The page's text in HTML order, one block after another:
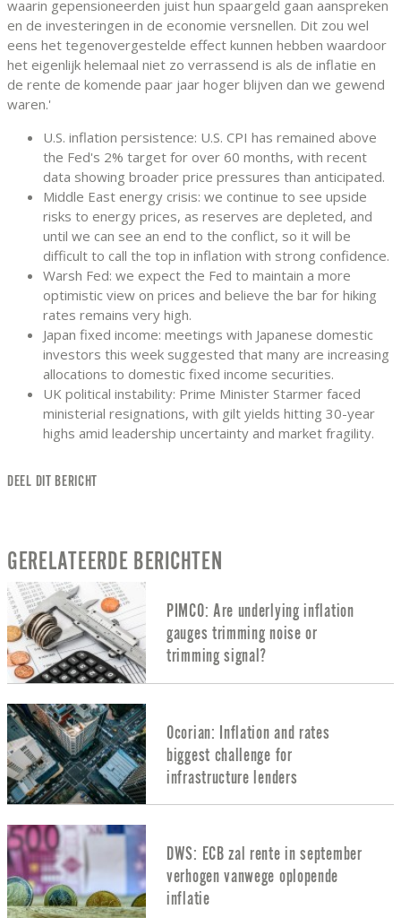
waarin gepensioneerden juist hun spaargeld gaan aanspreken
en de investeringen in de economie versnellen. Dit zou wel
eens het tegenovergestelde effect kunnen hebben waardoor
het eigenlijk helemaal niet zo verrassend is als de inflatie en
de rente de komende paar jaar hoger blijven dan we gewend
waren.'
U.S. inflation persistence: U.S. CPI has remained above
the Fed's 2% target for over 60 months, with recent
data showing broader price pressures than anticipated.
Middle East energy crisis: we continue to see upside
risks to energy prices, as reserves are depleted, and
until we can see an end to the conflict, so it will be
difficult to call the top in inflation with strong confidence.
Warsh Fed: we expect the Fed to maintain a more
optimistic view on prices and believe the bar for hiking
rates remains very high.
Japan fixed income: meetings with Japanese domestic
investors this week suggested that many are increasing
allocations to domestic fixed income securities.
UK political instability: Prime Minister Starmer faced
ministerial resignations, with gilt yields hitting 30-year
highs amid leadership uncertainty and market fragility.
DEEL DIT BERICHT
GERELATEERDE BERICHTEN
PIMCO: Are underlying inflation
gauges trimming noise or
trimming signal?
Ocorian: Inflation and rates
biggest challenge for
infrastructure lenders
DWS: ECB zal rente in september
verhogen vanwege oplopende
inflatie